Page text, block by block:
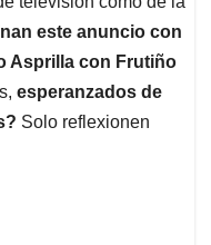
este anuncio con
Asprilla con Frutiño
esperanzados de
Solo reflexionen